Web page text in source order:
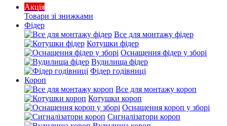
Акція
Товари зі знижками
Фідер
Все для монтажу фідер
Котушки фідер
Оснащення фідер у зборі
Вудилища фідер
Фідер годівниці
Короп
Все для монтажу короп
Котушки короп
Оснащення короп у зборі
Сигналізатори короп